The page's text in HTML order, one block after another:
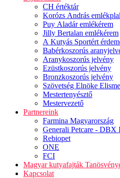
CH értéktár
Korózs András
Puy Aladár emlékérem
Jilly Bertalan emlékérem
A Kutyás Sportért
Babérkoszorús
Aranykoszorús jelvény
Ezüstkoszorús jelvény
Bronzkoszorús jelvény
Szövetség Elnöke
Mestertenyésztő
Mestervezető
Partnereink
Farmina Magyarország
Generali Petcare - DBX
Rebiopet
ONE
FCI
Magyar kutyafajták
Kapcsolat